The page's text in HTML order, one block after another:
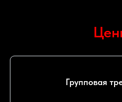
Групповая